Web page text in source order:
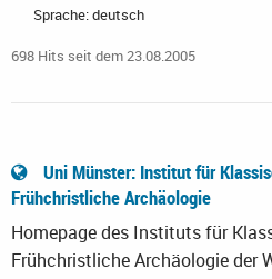
Sprache: deutsch
698 Hits seit dem 23.08.2005
Uni Münster: Institut für
Frühchristliche Archäologie
Homepage des Instituts für
Frühchristliche Archäologie der